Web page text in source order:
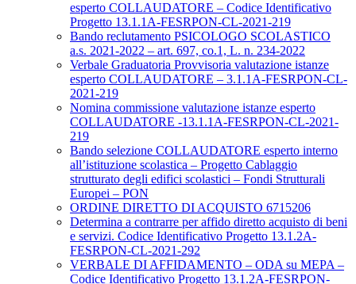
esperto COLLAUDATORE – Codice Identificativo
Progetto 13.1.1A-FESRPON-CL-2021-219
Bando reclutamento PSICOLOGO SCOLASTICO
a.s. 2021-2022 – art. 697, co.1, L. n. 234-2022
Verbale Graduatoria Provvisoria valutazione istanze
esperto COLLAUDATORE – 3.1.1A-FESRPON-CL-
2021-219
Nomina commissione valutazione istanze esperto
COLLAUDATORE -13.1.1A-FESRPON-CL-2021-
219
Bando selezione COLLAUDATORE esperto interno
all’istituzione scolastica – Progetto Cablaggio
strutturato degli edifici scolastici – Fondi Strutturali
Europei – PON
ORDINE DIRETTO DI ACQUISTO 6715206
Determina a contrarre per affido diretto acquisto di beni
e servizi. Codice Identificativo Progetto 13.1.2A-
FESRPON-CL-2021-292
VERBALE DI AFFIDAMENTO – ODA su MEPA –
Codice Identificativo Progetto 13.1.2A-FESRPON-